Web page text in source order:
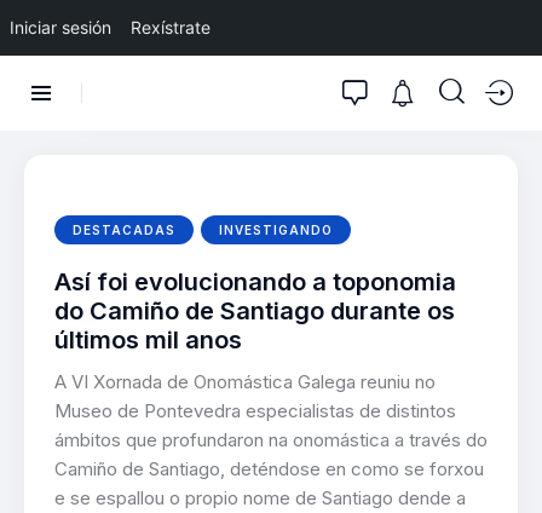
Iniciar sesión Rexístrate
DESTACADAS INVESTIGANDO
Así foi evolucionando a toponomia
do Camiño de Santiago durante os
últimos mil anos
A VI Xornada de Onomástica Galega reuniu no
Museo de Pontevedra especialistas de distintos
ámbitos que profundaron na onomástica a través do
Camiño de Santiago, deténdose en como se forxou
e se espallou o propio nome de Santiago dende a